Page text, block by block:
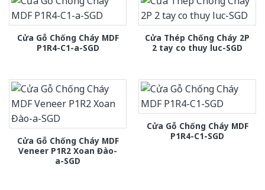
Cửa Gỗ Chống Cháy MDF
P1R4-C1-a-SGD
Cửa Thép Chống Cháy 2P
2 tay co thuy luc-SGD
Cửa Gỗ Chống Cháy MDF
Veneer P1R2 Xoan Đào-
a-SGD
Cửa Gỗ Chống Cháy MDF
P1R4-C1-SGD